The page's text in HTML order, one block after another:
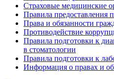
Страховые медицинские
Правила предоставления
Права и обязанности
Противодействие
Правила подготовки к
в стоматологии
Правила подготовки к
Информация о правах и